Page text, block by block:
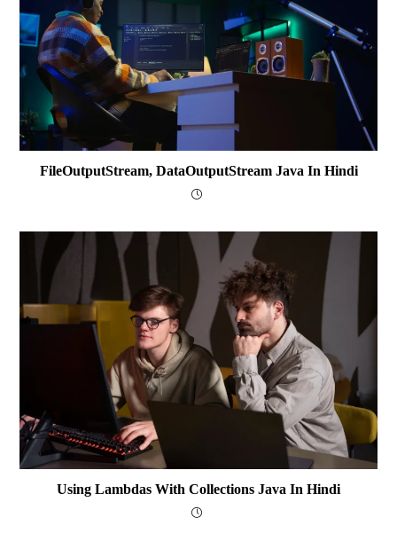
FileOutputStream, DataOutputStream Java In Hindi
Using Lambdas With Collections Java In Hindi